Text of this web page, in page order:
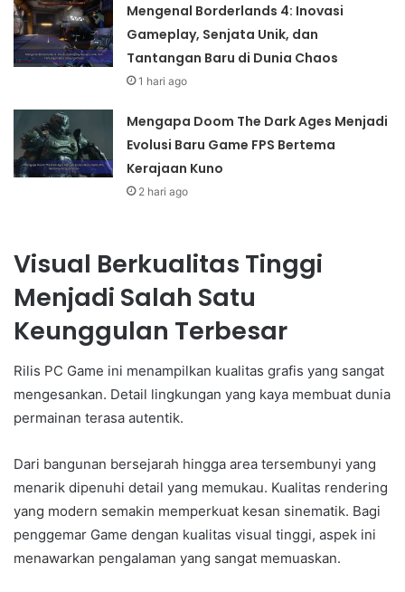
Mengenal Borderlands 4: Inovasi
Gameplay, Senjata Unik, dan
Tantangan Baru di Dunia Chaos
1 hari ago
Mengapa Doom The Dark Ages Menjadi
Evolusi Baru Game FPS Bertema
Kerajaan Kuno
2 hari ago
Visual Berkualitas Tinggi
Menjadi Salah Satu
Keunggulan Terbesar
Rilis PC Game ini menampilkan kualitas grafis yang sangat
mengesankan. Detail lingkungan yang kaya membuat dunia
permainan terasa autentik.
Dari bangunan bersejarah hingga area tersembunyi yang
menarik dipenuhi detail yang memukau. Kualitas rendering
yang modern semakin memperkuat kesan sinematik. Bagi
penggemar Game dengan kualitas visual tinggi, aspek ini
menawarkan pengalaman yang sangat memuaskan.